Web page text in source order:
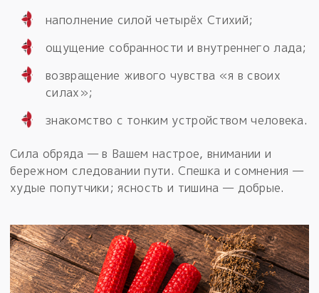
наполнение силой четырёх Стихий;
ощущение собранности и внутреннего лада;
возвращение живого чувства «я в своих
силах»;
знакомство с тонким устройством человека.
Сила обряда — в Вашем настрое, внимании и
бережном следовании пути. Спешка и сомнения —
худые попутчики; ясность и тишина — добрые.